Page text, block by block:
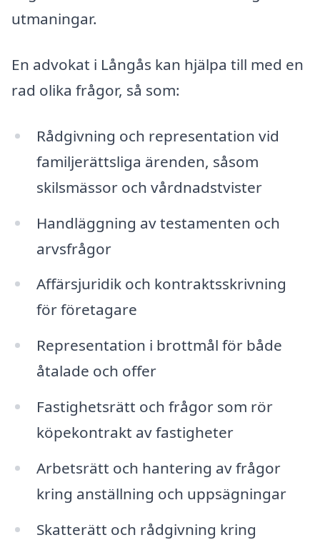
utmaningar.
En advokat i Långås kan hjälpa till med en
rad olika frågor, så som:
Rådgivning och representation vid
familjerättsliga ärenden, såsom
skilsmässor och vårdnadstvister
Handläggning av testamenten och
arvsfrågor
Affärsjuridik och kontraktsskrivning
för företagare
Representation i brottmål för både
åtalade och offer
Fastighetsrätt och frågor som rör
köpekontrakt av fastigheter
Arbetsrätt och hantering av frågor
kring anställning och uppsägningar
Skatterätt och rådgivning kring